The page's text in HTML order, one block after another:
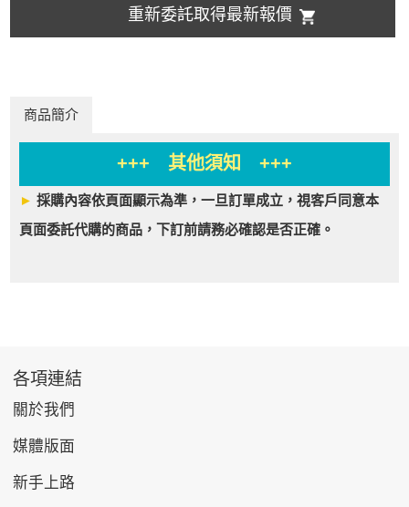
重新委託取得最新報價
商品簡介
+++ 其他須知 +++
►採購內容依頁面顯示為準，一旦訂單成立，視客戶同意本
頁面委託代購的商品，下訂前請務必確認是否正確。
各項連結
關於我們
媒體版面
新手上路